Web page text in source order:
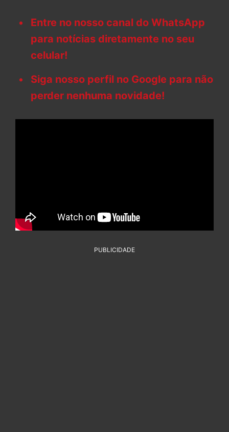
Entre no nosso canal do WhatsApp
para notícias diretamente no seu
celular!
Siga nosso perfil no Google para não
perder nenhuma novidade!
PUBLICIDADE